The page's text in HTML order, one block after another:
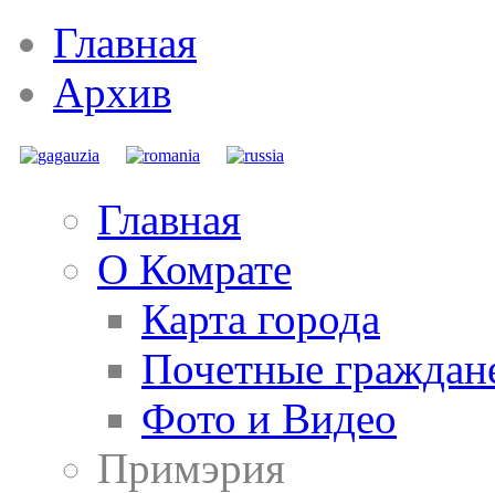
Главная
Архив
Главная
О Комрате
Карта города
Почетные
Фото и Видео
Примэрия